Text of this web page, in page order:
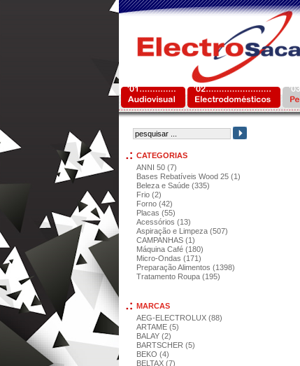
CATEGORIAS
ANNI 50 (7)
Bases Rebatíveis Wood 25 (1)
Beleza e Saúde (335)
Frio (2)
Forno (42)
Placas (55)
Acessórios (13)
Aspiração e Limpeza (507)
CAMPANHAS (1)
Máquina Café (180)
Micro-Ondas (171)
Preparação Alimentos (1398)
Tratamento Roupa (195)
MARCAS
AEG-ELECTROLUX (88)
ARTAME (5)
BALAY (2)
BARTSCHER (5)
BEKO (4)
BELTAX (7)